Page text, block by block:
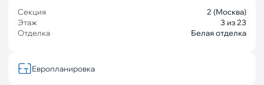
Секция
2 (Москва)
Этаж
3 из 23
Отделка
Белая отделка
Европланировка